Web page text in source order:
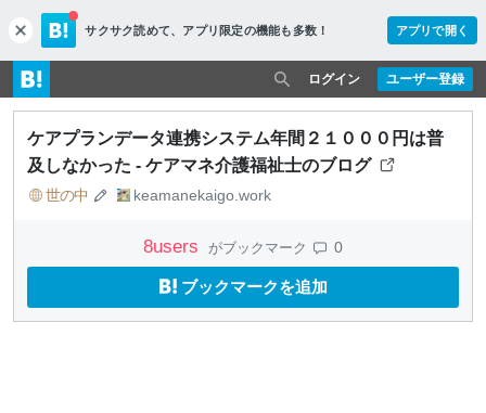
c
l
o
s
e
サクサク読めて、 アプリ限定の機能も多数！ アプリで開く
ユーザー登録
ログイン
ケアプランデータ連携システム年間２１０００円は普
及しなかった - ケアマネ介護福祉士のブログ
世の中 keamanekaigo.work
8users がブックマーク 0
ブックマークを追加